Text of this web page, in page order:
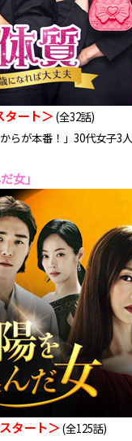
タート＞ (全32話)
らが本番！」30代女子
女｣
タート＞ (全125話)